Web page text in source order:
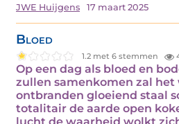
JWE Huijgens 17 maart 2025
Bloed
1.2 met 6 stemmen
Op een dag als bloed en
zullen samenkomen zal het
ontbranden gloeiend staal
totalitair de aarde open